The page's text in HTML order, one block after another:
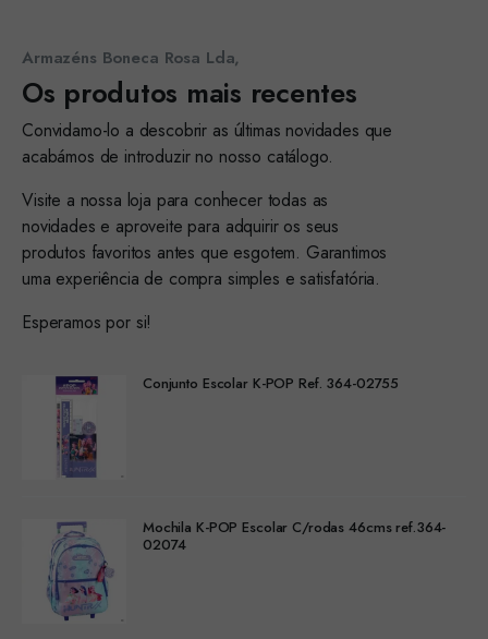
Armazéns Boneca Rosa Lda,
Os produtos mais recentes
Convidamo-lo a descobrir as últimas novidades que
acabámos de introduzir no nosso catálogo.
Visite a nossa loja para conhecer todas as
novidades e aproveite para adquirir os seus
produtos favoritos antes que esgotem. Garantimos
uma experiência de compra simples e satisfatória.
Esperamos por si!
Conjunto Escolar K-POP Ref. 364-02755
Mochila K-POP Escolar C/rodas 46cms ref.364-
02074